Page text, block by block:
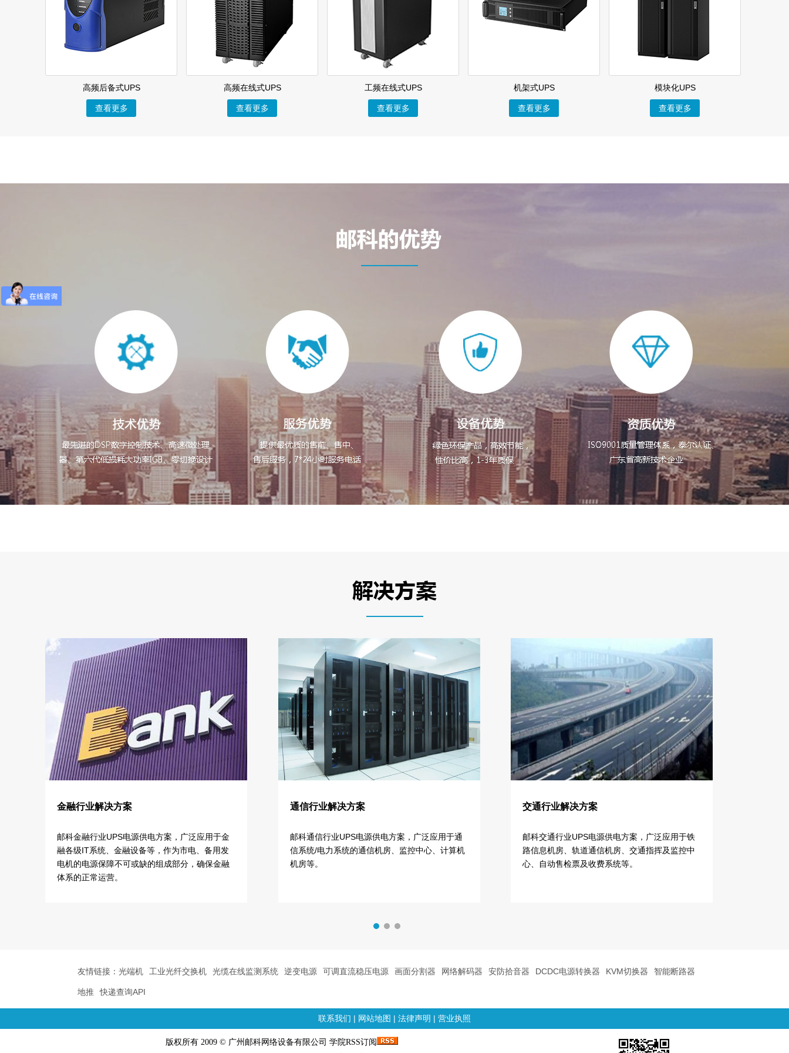
高频后备式UPS
查看更多
高频在线式UPS
查看更多
工频在线式UPS
查看更多
机架式UPS
查看更多
模块化UPS
查看更多
金融行业解决方案
邮科金融行业UPS电源供电方案，广泛应用于金
融各级IT系统、金融设备等，作为市电、备用发
电机的电源保障不可或缺的组成部分，确保金融
体系的正常运营。
通信行业解决方案
邮科通信行业UPS电源供电方案，广泛应用于通
信系统/电力系统的通信机房、监控中心、计算机
机房等。
交通行业解决方案
邮科交通行业UPS电源供电方案，广泛应用于铁
路信息机房、轨道通信机房、交通指挥及监控中
心、自动售检票及收费系统等。
友情链接： 光端机 工业光纤交换机 光缆在线监测系统 逆变电源 可调直流稳压电源 画面分割器 网络解码器 安防拾音器 DCDC电源转换器 KVM切换器 智能断路器
地推 快递查询API
联系我们 | 网站地图 | 法律声明 | 营业执照
版权所有 2009 © 广州邮科网络设备有限公司 学院RSS订阅